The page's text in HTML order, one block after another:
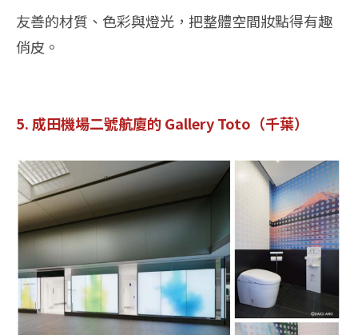
友善的材質、色彩與燈光，把整體空間妝點得有趣
俏皮。
5. 成田機場二號航廈的 Gallery Toto（千葉）